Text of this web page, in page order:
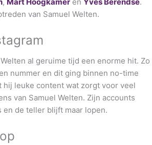
van Samuel Welten.
al geruime tijd een enorme hit. Zo
nummer en dit ging binnen no-time
hij leuke content wat zorgt voor veel
van Samuel Welten. Zijn accounts
de teller blijft maar lopen.